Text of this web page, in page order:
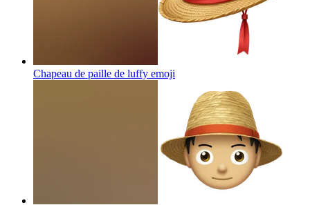
Chapeau de paille de luffy emoji